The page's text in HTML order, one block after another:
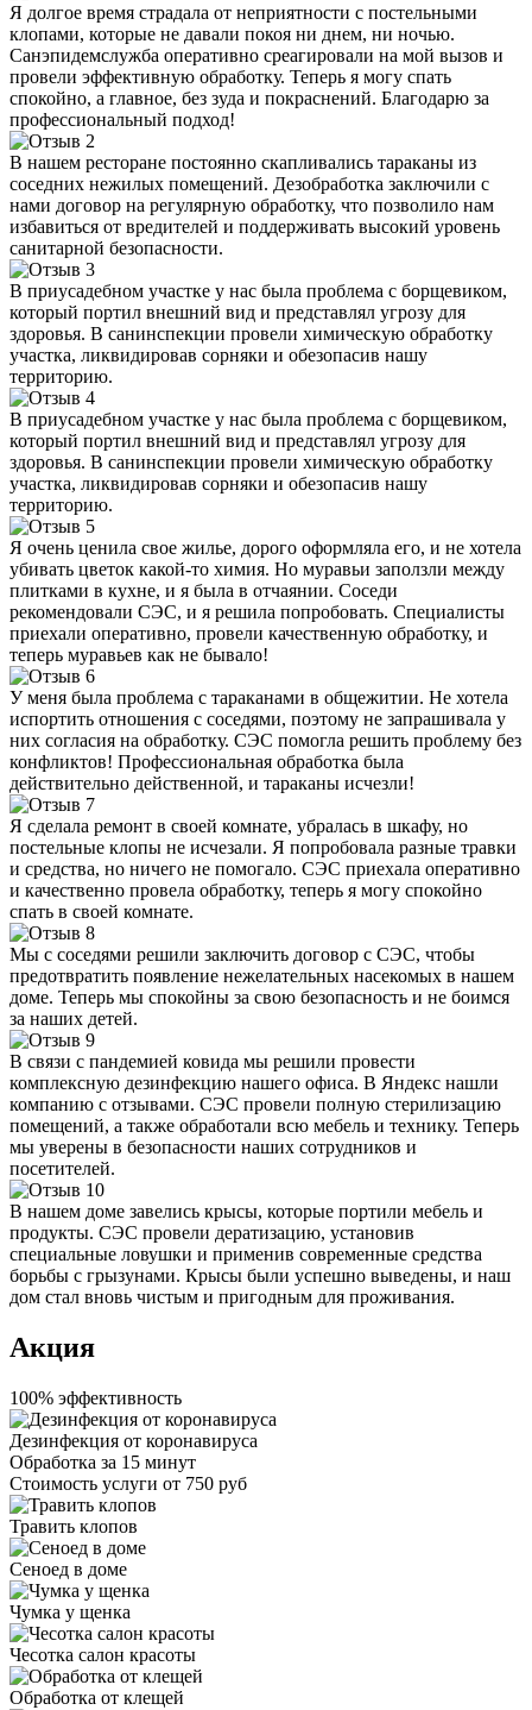
Я долгое время страдала от неприятности с постельными
клопами, которые не давали покоя ни днем, ни ночью.
Санэпидемслужба оперативно среагировали на мой вызов и
провели эффективную обработку. Теперь я могу спать
спокойно, а главное, без зуда и покраснений. Благодарю за
профессиональный подход!
В нашем ресторане постоянно скапливались тараканы из
соседних нежилых помещений. Дезобработка заключили с
нами договор на регулярную обработку, что позволило нам
избавиться от вредителей и поддерживать высокий уровень
санитарной безопасности.
В приусадебном участке у нас была проблема с борщевиком,
который портил внешний вид и представлял угрозу для
здоровья. В санинспекции провели химическую обработку
участка, ликвидировав сорняки и обезопасив нашу
территорию.
В приусадебном участке у нас была проблема с борщевиком,
который портил внешний вид и представлял угрозу для
здоровья. В санинспекции провели химическую обработку
участка, ликвидировав сорняки и обезопасив нашу
территорию.
Я очень ценила свое жилье, дорого оформляла его, и не хотела
убивать цветок какой-то химия. Но муравьи заползли между
плитками в кухне, и я была в отчаянии. Соседи
рекомендовали СЭС, и я решила попробовать. Специалисты
приехали оперативно, провели качественную обработку, и
теперь муравьев как не бывало!
У меня была проблема с тараканами в общежитии. Не хотела
испортить отношения с соседями, поэтому не запрашивала у
них согласия на обработку. СЭС помогла решить проблему без
конфликтов! Профессиональная обработка была
действительно действенной, и тараканы исчезли!
Я сделала ремонт в своей комнате, убралась в шкафу, но
постельные клопы не исчезали. Я попробовала разные травки
и средства, но ничего не помогало. СЭС приехала оперативно
и качественно провела обработку, теперь я могу спокойно
спать в своей комнате.
Мы с соседями решили заключить договор с СЭС, чтобы
предотвратить появление нежелательных насекомых в нашем
доме. Теперь мы спокойны за свою безопасность и не боимся
за наших детей.
В связи с пандемией ковида мы решили провести
комплексную дезинфекцию нашего офиса. В Яндекс нашли
компанию с отзывами. СЭС провели полную стерилизацию
помещений, а также обработали всю мебель и технику. Теперь
мы уверены в безопасности наших сотрудников и
посетителей.
В нашем доме завелись крысы, которые портили мебель и
продукты. СЭС провели дератизацию, установив
специальные ловушки и применив современные средства
борьбы с грызунами. Крысы были успешно выведены, и наш
дом стал вновь чистым и пригодным для проживания.
Акция
100% эффективность
Дезинфекция от коронавируса
Обработка за 15 минут
Стоимость услуги от 750 руб
Травить клопов
Сеноед в доме
Чумка у щенка
Чесотка салон красоты
Обработка от клещей